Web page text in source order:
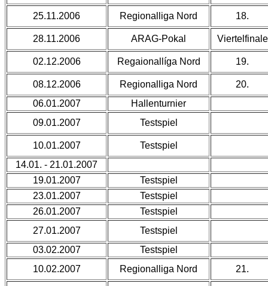
25.11.2006 Regionalliga Nord 18.
28.11.2006 ARAG-Pokal Viertelfinale
02.12.2006 Regaionallíga Nord 19.
08.12.2006 Regionalliga Nord
20.
06.01.2007
Hallenturnier
09.01.2007
Testspiel
10.01.2007
Testspiel
14.01. - 21.01.2007
19.01.2007
Testspiel
23.01.2007
Testspiel
26.01.2007
Testspiel
27.01.2007
Testspiel
03.02.2007
Testspiel
10.02.2007
Regionalliga Nord 21.